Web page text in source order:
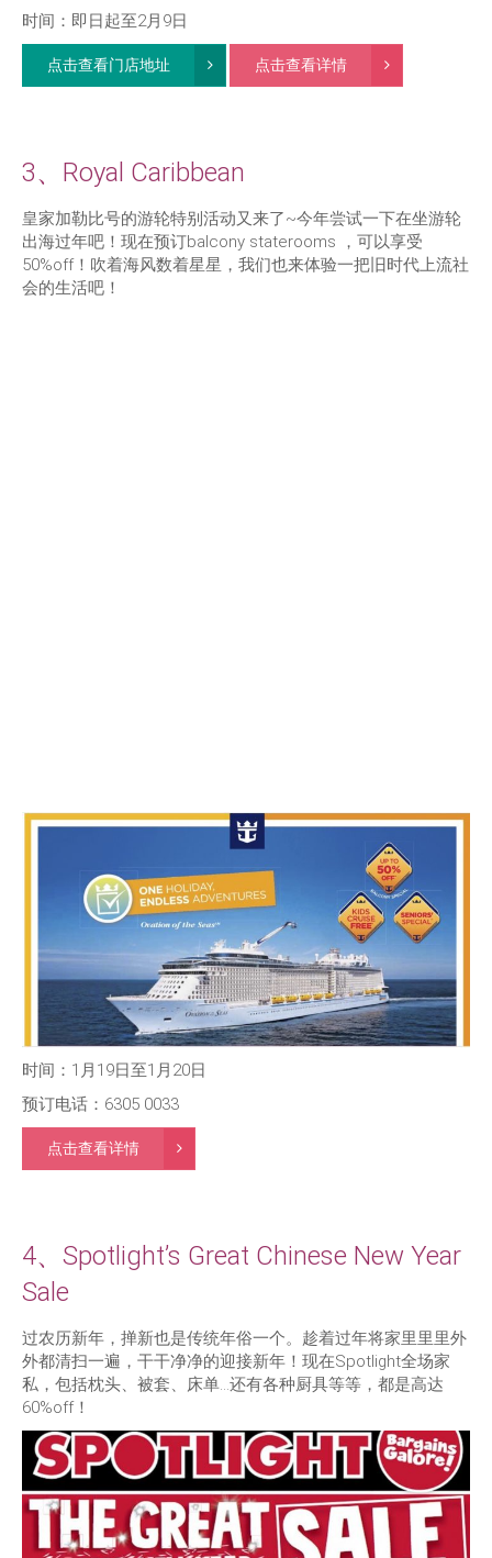
时间：即日起至2月9日
点击查看门店地址 点击查看详情
3、Royal Caribbean
皇家加勒比号的游轮特别活动又来了~今年尝试一下在坐游轮
出海过年吧！现在预订balcony staterooms ，可以享受
50%off！吹着海风数着星星，我们也来体验一把旧时代上流社
会的生活吧！
时间：1月19日至1月20日
预订电话：6305 0033
点击查看详情
4、Spotlight’s Great Chinese New Year
Sale
过农历新年，掸新也是传统年俗一个。趁着过年将家里里里外
外都清扫一遍，干干净净的迎接新年！现在Spotlight全场家
私，包括枕头、被套、床单…还有各种厨具等等，都是高达
60%off！